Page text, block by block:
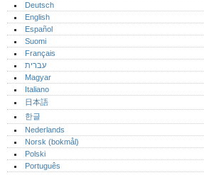
Deutsch
English
Español
Suomi
Français
עברית
Magyar
Italiano
日本語
한글
Nederlands
Norsk (bokmål)‎
Polski
Português‎